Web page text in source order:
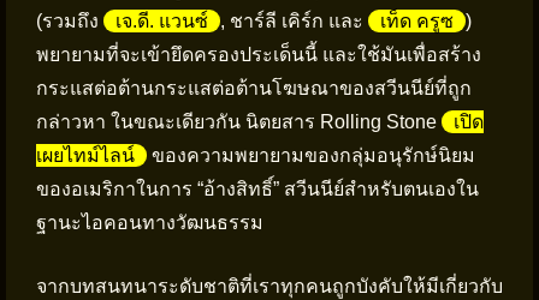
(รวมถึง
เจ.ดี. แวนซ์ , ชาร์ลี เคิร์ก และ เท็ด ครูซ
)
พยายามที่จะเข้ายึดครองประเด็นนี้ และใช้มันเพื่อสร้าง
กระแสต่อต้านกระแสต่อต้านโฆษณาของสวีนนีย์ที่ถูก
กล่าวหา ในขณะเดียวกัน นิตยสาร Rolling Stone
เปิด
เผยไทม์ไลน์
ของความพยายามของกลุ่มอนุรักษ์นิยม
ของอเมริกาในการ “อ้างสิทธิ์” สวีนนีย์สำหรับตนเองใน
ฐานะไอคอนทางวัฒนธรรม
จากบทสนทนาระดับชาติที่เราทุกคนถูกบังคับให้มีเกี่ยวกับ